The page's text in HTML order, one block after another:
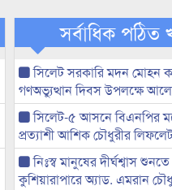
সর্বাধিক পঠিত
সিলেট সরকারি মদন মোহন
গণঅভ্যুত্থান দিবস উপলক্ষে
সিলেট-৫ আসনে বিএনপির
প্রত্যাশী আশিক চৌধুরীর
নিঃস্ব মানুষের দীর্ঘশ্বাস
কুশিয়ারাপারে অ্যাড. এমরান